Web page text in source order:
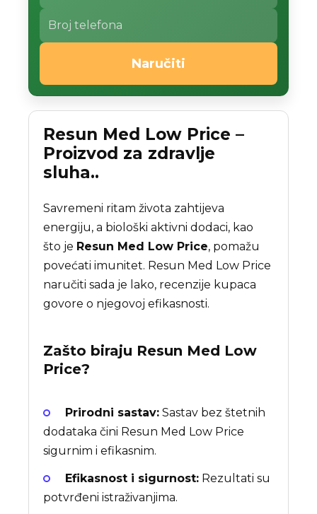
Naručiti
Resun Med Low Price –
Proizvod za zdravlje
sluha..
Savremeni ritam života zahtijeva
energiju, a biološki aktivni dodaci, kao
što je Resun Med Low Price, pomažu
povećati imunitet. Resun Med Low Price
naručiti sada je lako, recenzije kupaca
govore o njegovoj efikasnosti.
Zašto biraju Resun Med Low
Price?
Prirodni sastav: Sastav bez štetnih
dodataka čini Resun Med Low Price
sigurnim i efikasnim.
Efikasnost i sigurnost: Rezultati su
potvrđeni istraživanjima.